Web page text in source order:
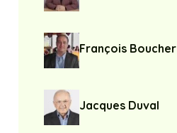
François Boucher
Jacques Duval